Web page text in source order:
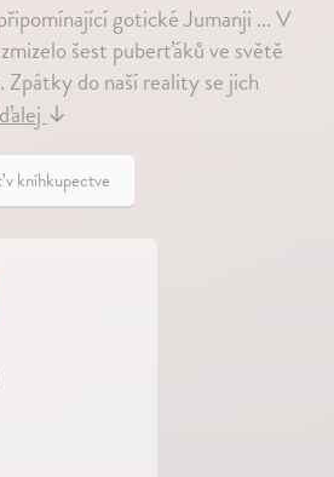
gotické Jumanji ... V
šest puberťáků ve světě
do naší reality se jich
↓
v kníhkupectve